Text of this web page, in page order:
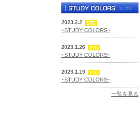
2023.2.2
~STUDY COLORS~
2023.1.26
~STUDY COLORS~
2023.1.19
~STUDY COLORS~
一覧を見る